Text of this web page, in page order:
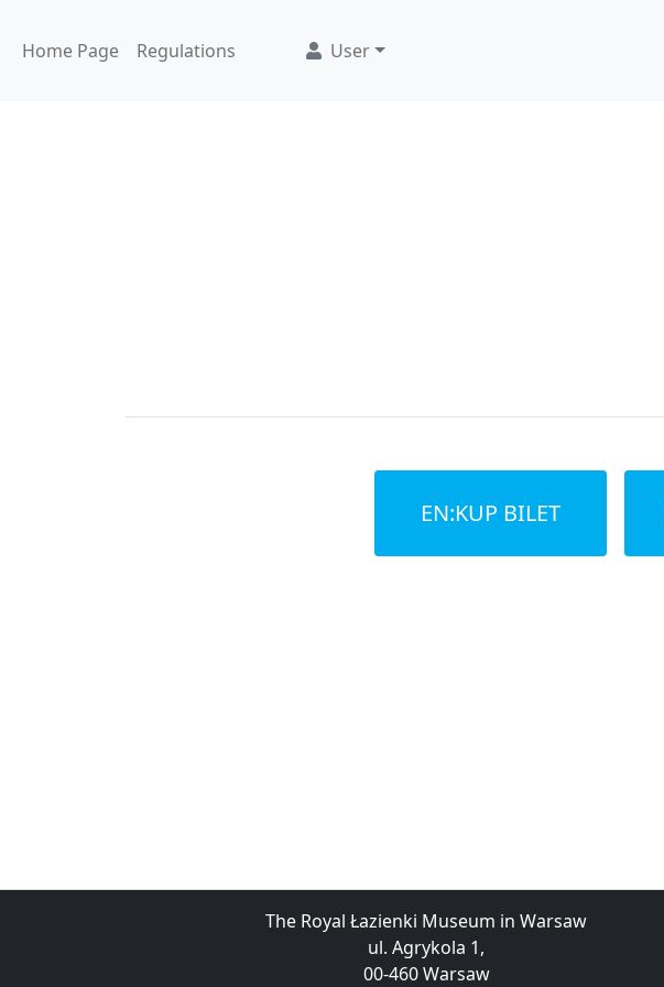
Home Page Regulations User
Welecome
EN:KUP BILET
The Royal Łazienki Museum in Warsaw
ul. Agrykola 1,
00-460 Warsaw